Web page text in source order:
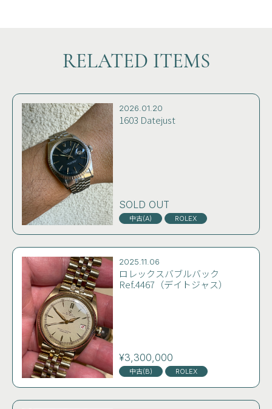
RELATED ITEMS
2026.01.20
1603 Datejust
SOLD OUT
中古(A) ROLEX
2025.11.06
ロレックスバブルバック
Ref.4467（デイトジャス）
¥3,300,000
中古(B) ROLEX